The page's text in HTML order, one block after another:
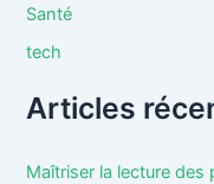
Santé
tech
Articles
Maîtriser la lecture